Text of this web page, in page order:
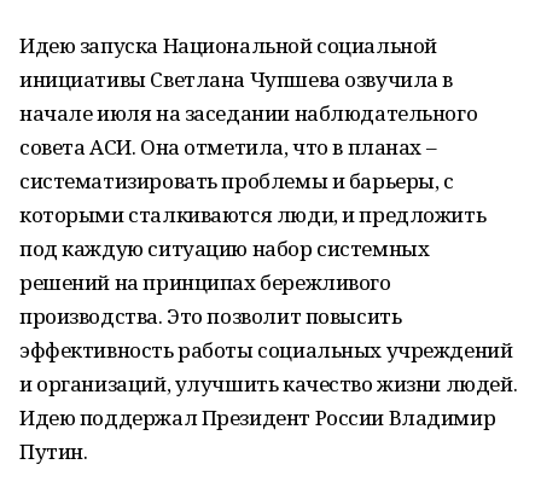
Идею запуска Национальной социальной
инициативы Светлана Чупшева озвучила в
начале июля на заседании наблюдательного
совета АСИ. Она отметила, что в планах –
систематизировать проблемы и барьеры, с
которыми сталкиваются люди, и предложить
под каждую ситуацию набор системных
решений на принципах бережливого
производства. Это позволит повысить
эффективность работы социальных учреждений
и организаций, улучшить качество жизни людей.
Идею поддержал Президент России Владимир
Путин.